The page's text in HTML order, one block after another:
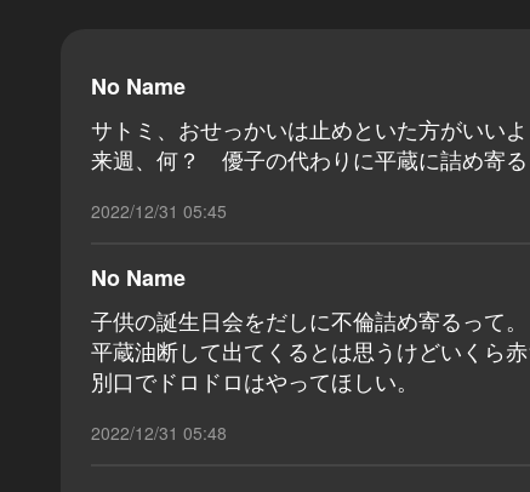
No Name
サトミ、おせっかいは止めといた方がいいよ
来週、何？ 優子の代わりに平蔵に詰め寄る
2022/12/31 05:45
No Name
子供の誕生日会をだしに不倫詰め寄るって。
平蔵油断して出てくるとは思うけどいくら
別口でドロドロはやってほしい。
2022/12/31 05:48